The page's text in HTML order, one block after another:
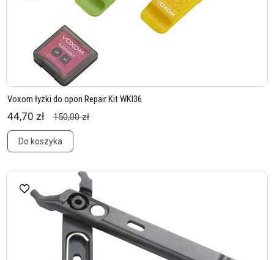
Voxom łyżki do opon Repair Kit WKl36
44,70 zł 150,00 zł
Do koszyka